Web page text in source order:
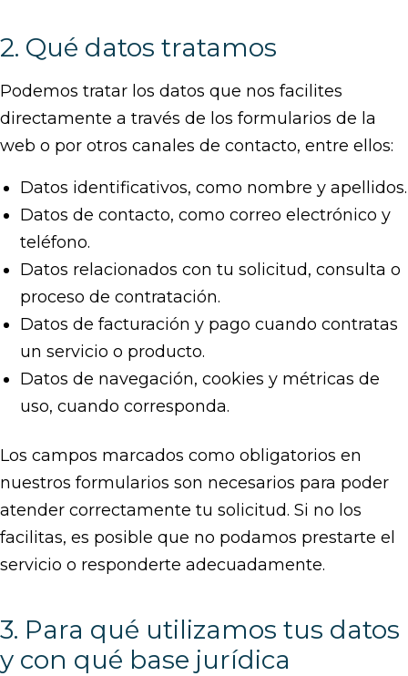
2. Qué datos tratamos
Podemos tratar los datos que nos facilites
directamente a través de los formularios de la
web o por otros canales de contacto, entre ellos:
Datos identificativos, como nombre y apellidos.
Datos de contacto, como correo electrónico y
teléfono.
Datos relacionados con tu solicitud, consulta o
proceso de contratación.
Datos de facturación y pago cuando contratas
un servicio o producto.
Datos de navegación, cookies y métricas de
uso, cuando corresponda.
Los campos marcados como obligatorios en
nuestros formularios son necesarios para poder
atender correctamente tu solicitud. Si no los
facilitas, es posible que no podamos prestarte el
servicio o responderte adecuadamente.
3. Para qué utilizamos tus datos
y con qué base jurídica